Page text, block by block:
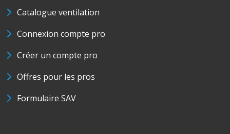
Catalogue ventilation
Connexion compte pro
Créer un compte pro
Offres pour les pros
Formulaire SAV